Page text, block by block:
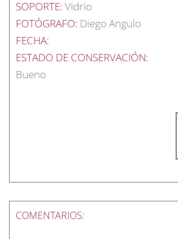
SOPORTE: Vidrio
FOTÓGRAFO: Diego Angulo
FECHA:
ESTADO DE CONSERVACIÓN:
Bueno
COMENTARIOS: